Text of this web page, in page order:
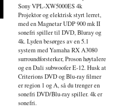
Sony VPL-XW5000ES 4k
Projektor og elektrisk styrt lerret,
med en Magnetar UDP 900 mk II
sonefri spiller til DVD, Bluray og
4k. Lyden besørges av en 5.1
system med Yamaha RX A3080
surroundforsterker, Proson høytalere
og en Dali subwoofer E-12. Husk at
Criterions DVD og Blu-ray filmer
er region 1 og A, så du trenger en
sonefri DVD/Blu-ray spiller. 4k er
sonefri.